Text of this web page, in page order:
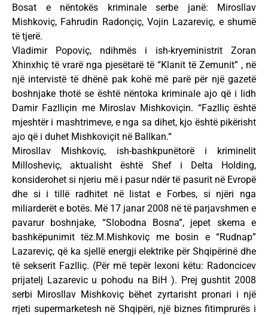
Bosat e nëntokës kriminale serbe janë: Mirosllav
Mishkoviç, Fahrudin Radonçiç, Vojin Lazareviç, e shumë
të tjerë.
Vladimir Popoviç, ndihmës i ish-kryeministrit Zoran
Xhinxhiç të vrarë nga pjesëtarë të “Klanit të Zemunit” , në
një intervistë të dhënë pak kohë më parë për një gazetë
boshnjake thotë se është nëntoka kriminale ajo që i lidh
Damir Fazlliçin me Miroslav Mishkoviçin. “Fazlliç është
mjeshtër i mashtrimeve, e nga sa dihet, kjo është pikërisht
ajo që i duhet Mishkoviçit në Ballkan.“
Mirosllav Mishkoviç, ish-bashkpunëtorë i kriminelit
Millosheviç, aktualisht është Shef i Delta Holding,
konsiderohet si njeriu më i pasur ndër të pasurit në Evropë
dhe si i tillë radhitet në listat e Forbes, si njëri nga
miliarderët e botës. Më 17 janar 2008 në të parjavshmen e
pavarur boshnjake, “Slobodna Bosna”, jepet skema e
bashkëpunimit tëz.M.Mishkoviç me bosin e “Rudnap”
Lazareviç, që ka sjellë energji elektrike për Shqipërinë dhe
të sekserit Fazlliç. (Për më tepër lexoni këtu: Radoncicev
prijatelj Lazarevic u pohodu na BiH ). Prej gushtit 2008
serbi Mirosllav Mishkoviç bëhet zyrtarisht pronari i një
rrjeti supermarketesh në Shqipëri, një biznes fitimprurës i